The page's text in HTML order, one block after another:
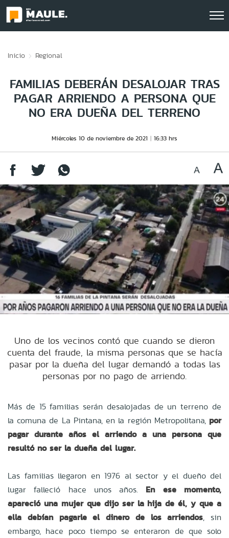
Inicio Regional
FAMILIAS DEBERÁN DESALOJAR TRAS
PAGAR ARRIENDO A PERSONA QUE
NO ERA DUEÑA DEL TERRENO
Miércoles 10 de noviembre de 2021 16:33 hrs
Uno de los vecinos contó que cuando se dieron
cuenta del fraude, la misma personas que se hacía
pasar por la dueña del lugar demandó a todas las
personas por no pago de arriendo.
Más de 15 familias serán desalojadas de un terreno de
la comuna de La Pintana, en la región Metropolitana, por
pagar durante años el arriendo a una persona que
resultó no ser la dueña del lugar.
Las familias llegaron en 1976 al sector y el dueño del
lugar falleció hace unos años. En ese momento,
apareció una mujer que dijo ser la hija de él, y que a
ella debían pagarle el dinero de los arriendos, sin
embargo, hace poco tiempo se enteraron de que solo